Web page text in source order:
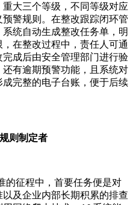
大三个等级，不同等级对应
警规则。在整改跟踪闭环管
统自动生成整改任务单，明
在整改过程中，责任人可通
成后由安全管理部门进行验
有逾期预警功能，且系统对
完整的电子台账，便于后续
则制定者
的征程中，首要任务便是对
及企业内部长期积累的排查